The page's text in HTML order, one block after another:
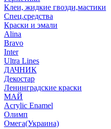
Клеи, жидкие гвозди,мастики
Спец.средства
Краски и эмали
Alina
Bravo
Inter
Ultra Lines
ДАЧНИК
Декостар
Ленинградские краски
МАЙ
Acrylic Enamel
Олимп
Омега(Украина)